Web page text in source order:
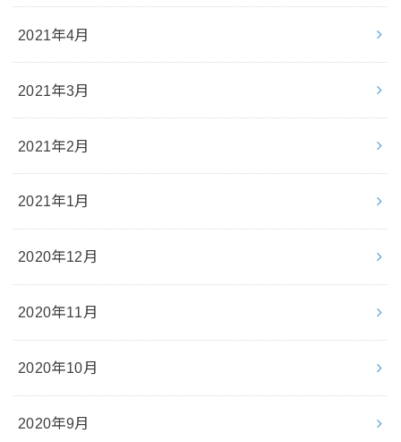
2021年4月
2021年3月
2021年2月
2021年1月
2020年12月
2020年11月
2020年10月
2020年9月